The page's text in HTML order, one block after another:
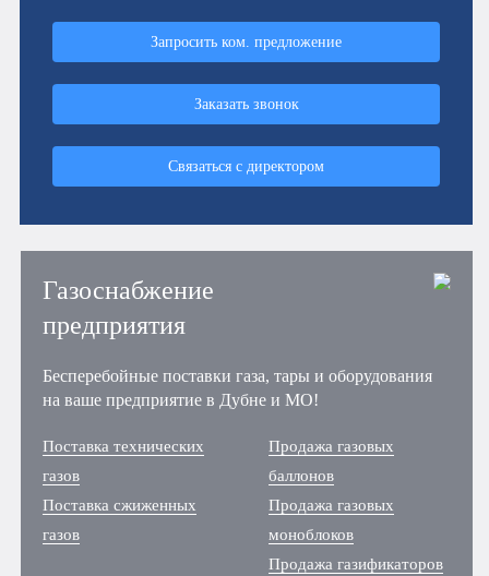
Запросить ком. предложение
Заказать звонок
Связаться с директором
Газоснабжение
предприятия
Бесперебойные поставки газа, тары и оборудования
на ваше предприятие в Дубне и МО!
Поставка технических
газов
Поставка сжиженных
газов
Продажа газовых
баллонов
Продажа газовых
моноблоков
Продажа газификаторов